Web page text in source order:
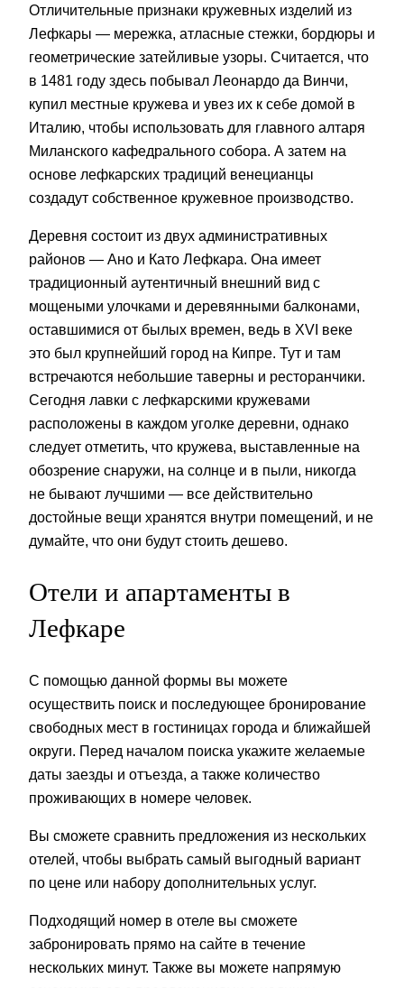
Отличительные признаки кружевных изделий из
Лефкары — мережка, атласные стежки, бордюры и
геометрические затейливые узоры. Считается, что
в 1481 году здесь побывал Леонардо да Винчи,
купил местные кружева и увез их к себе домой в
Италию, чтобы использовать для главного алтаря
Миланского кафедрального собора. А затем на
основе лефкарских традиций венецианцы
создадут собственное кружевное производство.
Деревня состоит из двух административных
районов — Ано и Като Лефкара. Она имеет
традиционный аутентичный внешний вид с
мощеными улочками и деревянными балконами,
оставшимися от былых времен, ведь в XVI веке
это был крупнейший город на Кипре. Тут и там
встречаются небольшие таверны и ресторанчики.
Сегодня лавки с лефкарскими кружевами
расположены в каждом уголке деревни, однако
следует отметить, что кружева, выставленные на
обозрение снаружи, на солнце и в пыли, никогда
не бывают лучшими — все действительно
достойные вещи хранятся внутри помещений, и не
думайте, что они будут стоить дешево.
Отели и апартаменты в
Лефкаре
С помощью данной формы вы можете
осуществить поиск и последующее бронирование
свободных мест в гостиницах города и ближайшей
округи. Перед началом поиска укажите желаемые
даты заезды и отъезда, а также количество
проживающих в номере человек.
Вы сможете сравнить предложения из нескольких
отелей, чтобы выбрать самый выгодный вариант
по цене или набору дополнительных услуг.
Подходящий номер в отеле вы сможете
забронировать прямо на сайте в течение
нескольких минут. Также вы можете напрямую